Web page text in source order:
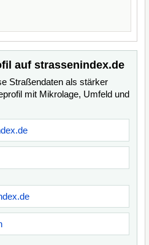
auf strassenindex.de
Straßendaten als stärker
mit Mikrolage, Umfeld und